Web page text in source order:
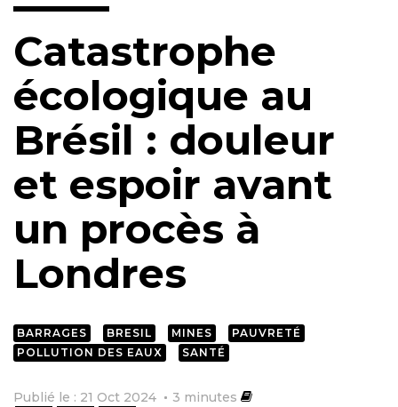
Catastrophe
écologique au
Brésil : douleur
et espoir avant
un procès à
Londres
BARRAGES BRESIL MINES
PAUVRETÉ
POLLUTION DES EAUX
SANTÉ
Publié le : 21 Oct 2024 3 minutes